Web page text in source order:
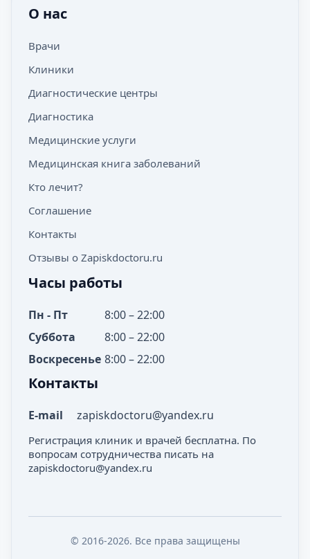
О нас
Врачи
Клиники
Диагностические центры
Диагностика
Медицинские услуги
Медицинская книга заболеваний
Кто лечит?
Соглашение
Контакты
Отзывы о Zapiskdoctoru.ru
Часы работы
Пн - Пт
8:00 – 22:00
Суббота
8:00 – 22:00
Воскресенье 8:00 – 22:00
Контакты
E-mail zapiskdoctoru@yandex.ru
Регистрация клиник и врачей бесплатна. По
вопросам сотрудничества писать на
zapiskdoctoru@yandex.ru
© 2016-2026. Все права защищены